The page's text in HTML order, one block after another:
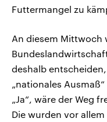
Futtermangel zu
An diesem Mittwoch
deshalb
„nationales
„Ja“, wäre der Weg
Die wurden vor